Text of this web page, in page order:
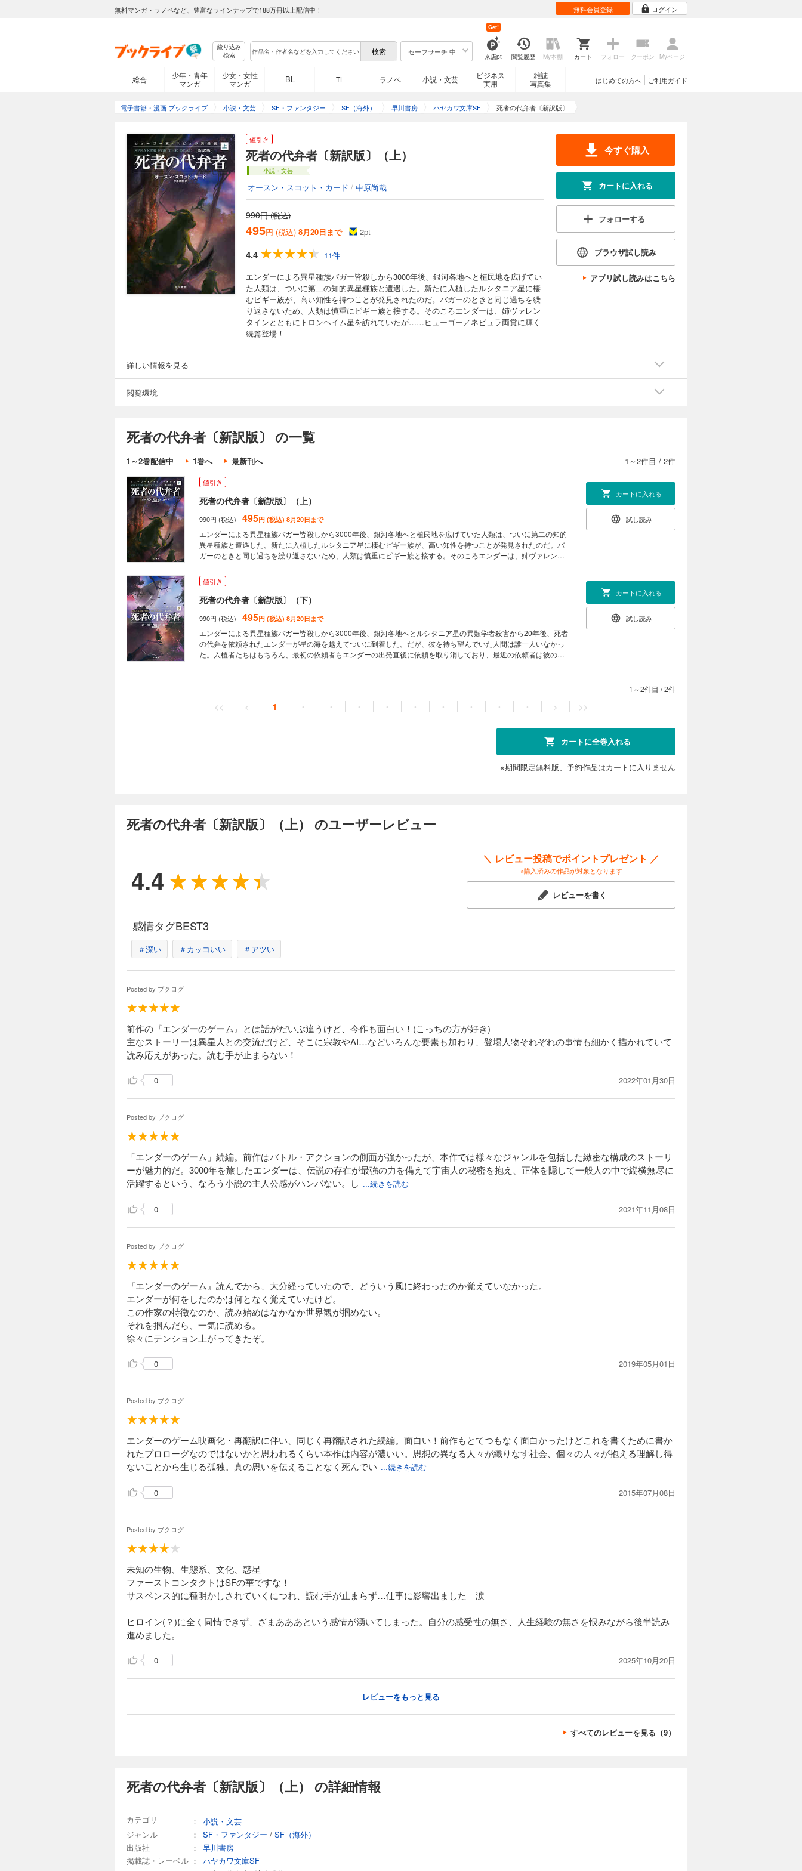
無料マンガ・ラノベなど、豊富なラインナップで188万冊以上配信中！ 無料会員登録 ログイン
絞り込み
検索
セーフサーチ 中
来店pt
Get!
閲覧履歴 My本棚 カート フォロー クーポン Myページ
総合
少年・青年
マンガ
少女・女性
マンガ
BL TL ラノベ 小説・文芸
ビジネス
実用
雑誌
写真集
ご利用ガイド
はじめての方へ
電子書籍・漫画 ブックライブ 小説・文芸 SF・ファンタジー SF（海外） 早川書房 ハヤカワ文庫SF 死者の代弁者〔新訳版〕
値引き
死者の代弁者〔新訳版〕（上）
小説・文芸
オースン・スコット・カード / 中原尚哉
990円 (税込)
495円 (税込) 8月20日まで 2pt
4.4
11件
エンダーによる異星種族バガー皆殺しから3000年後、銀河各地へと植民地を広げてい
た人類は、ついに第二の知的異星種族と遭遇した。新たに入植したルシタニア星に棲
むピギー族が、高い知性を持つことが発見されたのだ。バガーのときと同じ過ちを繰
り返さないため、人類は慎重にピギー族と接する。そのころエンダーは、姉ヴァレン
タインとともにトロンヘイム星を訪れていたが……ヒューゴー／ネビュラ両賞に輝く
続篇登場！
今すぐ購入
カートに入れる
フォローする
ブラウザ試し読み
アプリ試し読みはこちら
詳しい情報を見る
閲覧環境
死者の代弁者〔新訳版〕 の一覧
1～2巻配信中 1巻へ 最新刊へ 1～2件目 / 2件
値引き
死者の代弁者〔新訳版〕（上）
990円 (税込) 495円 (税込) 8月20日まで
エンダーによる異星種族バガー皆殺しから3000年後、銀河各地へと植民地を広げていた人類は、ついに第二の知的
異星種族と遭遇した。新たに入植したルシタニア星に棲むピギー族が、高い知性を持つことが発見されたのだ。バ
ガーのときと同じ過ちを繰り返さないため、人類は慎重にピギー族と接する。そのころエンダーは、姉ヴァレンタ
カートに入れる
試し読み
値引き
死者の代弁者〔新訳版〕（下）
990円 (税込) 495円 (税込) 8月20日まで
エンダーによる異星種族バガー皆殺しから3000年後、銀河各地へとルシタニア星の異類学者殺害から20年後、死者
の代弁を依頼されたエンダーが星の海を越えてついに到着した。だが、彼を待ち望んでいた人間は誰一人いなかっ
た。入植者たちはもちろん、最初の依頼者もエンダーの出発直後に依頼を取り消しており、最近の依頼者は彼の到
カートに入れる
試し読み
1～2件目 /2件
<< < 1 ・ ・ ・ ・ ・ ・ ・ ・ ・ > >>
カートに全巻入れる
※期間限定無料版、予約作品はカートに入りません
死者の代弁者〔新訳版〕（上） のユーザーレビュー
4.4
＼ レビュー投稿でポイントプレゼント ／
※購入済みの作品が対象となります
レビューを書く
感情タグBEST3
＃深い ＃カッコいい ＃アツい
Posted by ブクログ
前作の『エンダーのゲーム』とは話がだいぶ違うけど、今作も面白い！(こっちの方が好き)
主なストーリーは異星人との交流だけど、そこに宗教やAI…などいろんな要素も加わり、登場人物それぞれの事情も細かく描かれていて
読み応えがあった。読む手が止まらない！
0 2022年01月30日
Posted by ブクログ
「エンダーのゲーム」続編。前作はバトル・アクションの側面が強かったが、本作では様々なジャンルを包括した緻密な構成のストーリ
ーが魅力的だ。3000年を旅したエンダーは、伝説の存在が最強の力を備えて宇宙人の秘密を抱え、正体を隠して一般人の中で縦横無尽に
活躍するという、なろう小説の主人公感がハンパない。し ...続きを読む
0 2021年11月08日
Posted by ブクログ
『エンダーのゲーム』読んでから、大分経っていたので、どういう風に終わったのか覚えていなかった。
エンダーが何をしたのかは何となく覚えていたけど。
この作家の特徴なのか、読み始めはなかなか世界観が掴めない。
それを掴んだら、一気に読める。
徐々にテンション上がってきたぞ。
0 2019年05月01日
Posted by ブクログ
エンダーのゲーム映画化・再翻訳に伴い、同じく再翻訳された続編。面白い！前作もとてつもなく面白かったけどこれを書くために書か
れたプロローグなのではないかと思われるくらい本作は内容が濃いい。思想の異なる人々が織りなす社会、個々の人々が抱える理解し得
ないことから生じる孤独。真の思いを伝えることなく死んでい ...続きを読む
0 2015年07月08日
Posted by ブクログ
未知の生物、生態系、文化、惑星
ファーストコンタクトはSFの華ですな！
サスペンス的に種明かしされていくにつれ、読む手が止まらず…仕事に影響出ました 涙
ヒロイン(？)に全く同情できず、ざまあああという感情が湧いてしまった。自分の感受性の無さ、人生経験の無さを恨みながら後半読み
進めました。
0 2025年10月20日
レビューをもっと見る
すべてのレビューを見る（9）
死者の代弁者〔新訳版〕（上） の詳細情報
カテゴリ ：
小説・文芸
ジャンル
： SF・ファンタジー / SF（海外）
出版社
：
早川書房
掲載誌・レーベル ：
ハヤカワ文庫SF